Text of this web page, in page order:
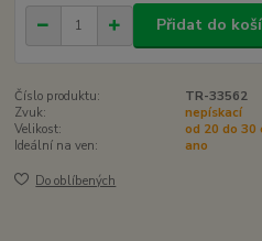
Přidat do
Číslo produktu:
TR-33562
Zvuk:
nepískací
Velikost:
od 20 do 30
Ideální na ven:
ano
Do oblíbených